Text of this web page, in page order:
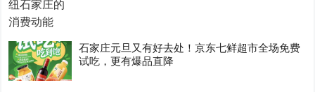
石家庄元旦又有好去处！京东七鲜超市全场免费
试吃，更有爆品直降